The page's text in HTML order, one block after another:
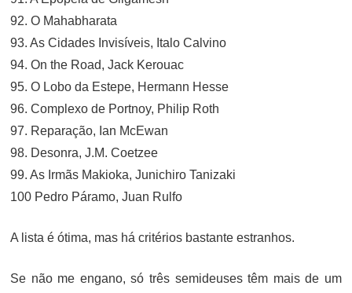
92. O Mahabharata
93. As Cidades Invisíveis, Italo Calvino
94. On the Road, Jack Kerouac
95. O Lobo da Estepe, Hermann Hesse
96. Complexo de Portnoy, Philip Roth
97. Reparação, Ian McEwan
98. Desonra, J.M. Coetzee
99. As Irmãs Makioka, Junichiro Tanizaki
100 Pedro Páramo, Juan Rulfo
A lista é ótima, mas há critérios bastante estranhos.
Se não me engano, só três semideuses têm mais de um